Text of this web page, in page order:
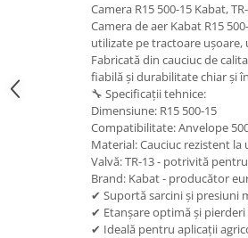
https://www.doctortrotineta.ro/
trotinete-electrice
https://www.doctortrotineta.ro/
cu-camera
cauciucuri-bicicleta
Camere bicicleta
Cauciuc tubeless cu GEL antipană
Trotinete electrice
Camera R15 500-15 Kabat,
Camera de aer Kabat R15
utilizate pe tractoare
Fabricată din cauciuc de
fiabilă și durabilitate chiar și
🔧 Specificații tehnice:
Dimensiune: R15 500-15
Compatibilitate: Anvelope
Material: Cauciuc rezistent
Valvă: TR-13 - potrivită
Brand: Kabat - producător
✔ Suportă sarcini și presiuni
✔ Etanșare optimă și
✔ Ideală pentru aplicații